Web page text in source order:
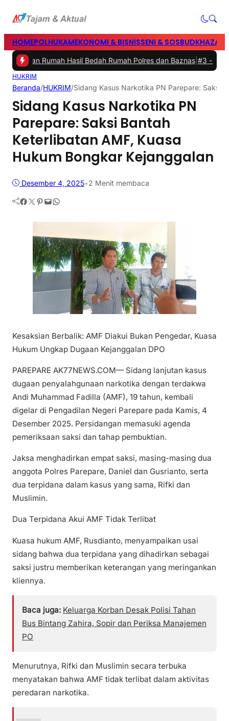
HOMEPOLHUKAMEKONOMI & BISNISSENI & SOSBUD
Rumah Hasil Bedah Rumah Polres dan Baznas|#3 -Bupati
HUKRIM
Beranda/HUKRIM/Sidang Kasus Narkotika PN Parepare: Saksi
Sidang Kasus Narkotika PN
Parepare: Saksi Bantah
Keterlibatan AMF, Kuasa
Hukum Bongkar Kejanggalan
Desember 4, 2025•2 Menit membaca
Facebook Twitter Pinterest Mail WhatsApp
Kesaksian Berbalik: AMF Diakui Bukan Pengedar, Kuasa
Hukum Ungkap Dugaan Kejanggalan DPO
PAREPARE AK77NEWS.COM— Sidang lanjutan kasus
dugaan penyalahgunaan narkotika dengan terdakwa
Andi Muhammad Fadilla (AMF), 19 tahun, kembali
digelar di Pengadilan Negeri Parepare pada Kamis, 4
Desember 2025. Persidangan memasuki agenda
pemeriksaan saksi dan tahap pembuktian.
Jaksa menghadirkan empat saksi, masing-masing dua
anggota Polres Parepare, Daniel dan Gusrianto, serta
dua terpidana dalam kasus yang sama, Rifki dan
Muslimin.
Dua Terpidana Akui AMF Tidak Terlibat
Kuasa hukum AMF, Rusdianto, menyampaikan usai
sidang bahwa dua terpidana yang dihadirkan sebagai
saksi justru memberikan keterangan yang meringankan
kliennya.
Baca juga: Keluarga Korban Desak Polisi Tahan
Bus Bintang Zahira, Sopir dan Periksa Manajemen
PO
Menurutnya, Rifki dan Muslimin secara terbuka
menyatakan bahwa AMF tidak terlibat dalam aktivitas
peredaran narkotika.